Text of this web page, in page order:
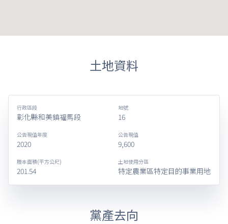
土地資料
行政區段
彰化縣和美鎮福馬段
地號
16
公告現值年度
2020
公告現值
9,600
謄本面積(平方公尺)
201.54
土地使用分區
特定農業區特定目的事業用地
黨產去向